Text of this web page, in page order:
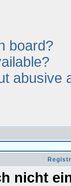
board?
abusive
nicht